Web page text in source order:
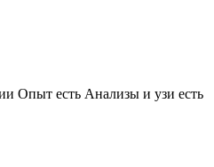
Опыт есть Анализы и узи есть